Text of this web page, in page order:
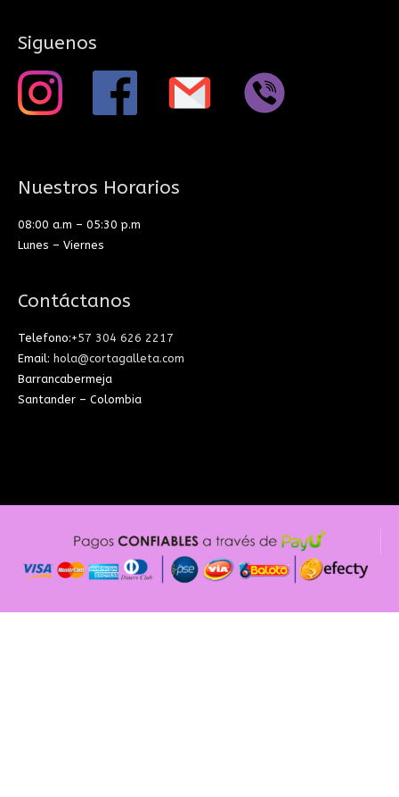
Siguenos
Nuestros Horarios
08:00 a.m – 05:30 p.m
Lunes – Viernes
Contáctanos
Telefono:+57 304 626 2217
Email: hola@cortagalleta.com
Barrancabermeja
Santander – Colombia